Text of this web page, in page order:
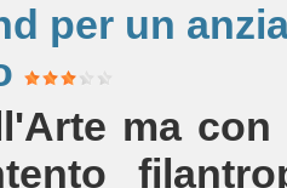
per un
ma con